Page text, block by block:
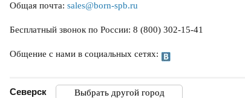
Общая почта: sales@born-spb.ru
Бесплатный звонок по России: 8 (800) 302-15-41
Общение с нами в социальных сетях:
Северск Выбрать другой город